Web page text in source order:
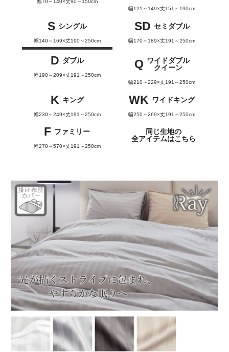
幅70～140×丈90～150cm
幅121～149×丈151～190cm
S シングル
幅140～169×丈190～250cm
SD セミダブル
幅170～189×丈191～250cm
D ダブル
幅190～209×丈191～250cm
Q ワイドダブル
クイーン
幅210～229×丈191～250cm
K キング
幅230～249×丈191～250cm
WK ワイドキング
幅250～269×丈191～250cm
F ファミリー
幅270～570×丈191～250cm
同じ生地の
全アイテムはこちら